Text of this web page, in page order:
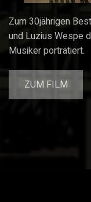
Zum 30jährigen
und Luzius Wespe
Musiker porträtiert.
ZUM FILM